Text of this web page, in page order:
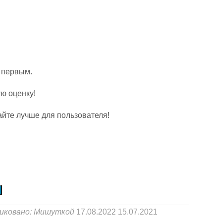
первым.
оценку!
лучше для пользователя!
Мишуткой 17.08.2022 15.07.2021